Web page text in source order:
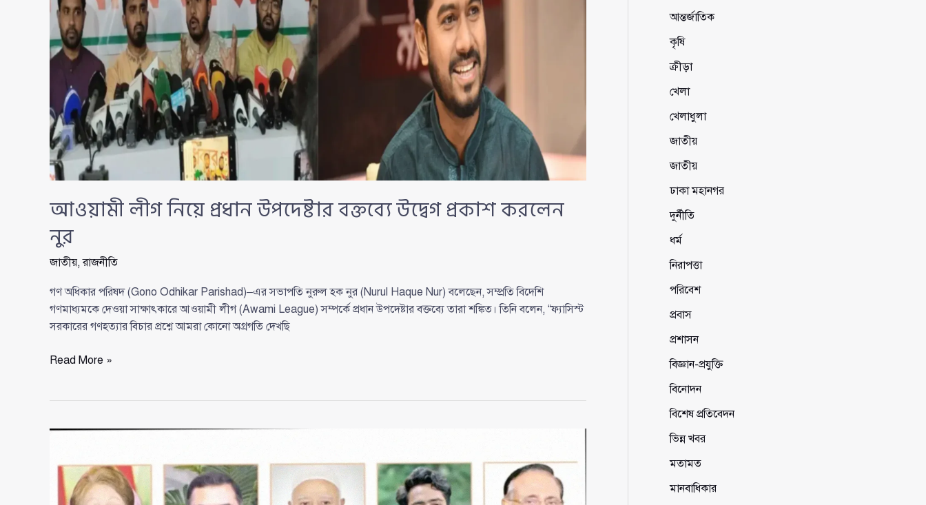
আওয়ামী লীগ নিয়ে প্রধান উপদেষ্টার বক্তব্যে উদ্বেগ প্রকাশ করলেন
নুর
জাতীয়,রাজনীতি
গণ অধিকার পরিষদ (Gono Odhikar Parishad)–এর সভাপতি নুরুল হক নুর (Nurul Haque Nur) বলেছেন, সম্প্রতি বিদেশি
গণমাধ্যমকে দেওয়া সাক্ষাৎকারে আওয়ামী লীগ (Awami League) সম্পর্কে প্রধান উপদেষ্টার বক্তব্যে তারা শঙ্কিত। তিনি বলেন, “ফ্যাসিস্ট
সরকারের গণহত্যার বিচার প্রশ্নে আমরা কোনো অগ্রগতি দেখছি
আওয়ামী
উপদেষ্টার
উদ্বেগ
প্রকাশ
করলেন
Read More »
আন্তর্জাতিক
কৃষি
ক্রীড়া
খেলা
খেলাধুলা
জাতীয়
জাতীয়
ঢাকা মহানগর
দুর্নীতি
ধর্ম
নিরাপত্তা
পরিবেশ
প্রবাস
প্রশাসন
বিজ্ঞান-প্রযুক্তি
বিনোদন
বিশেষ প্রতিবেদন
ভিন্ন খবর
মতামত
মানবাধিকার